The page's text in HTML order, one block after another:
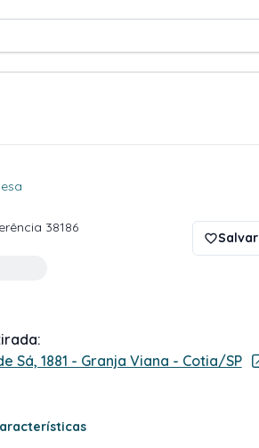
38186
Salvar
Sá, 1881 - Granja Viana - Cotia/SP